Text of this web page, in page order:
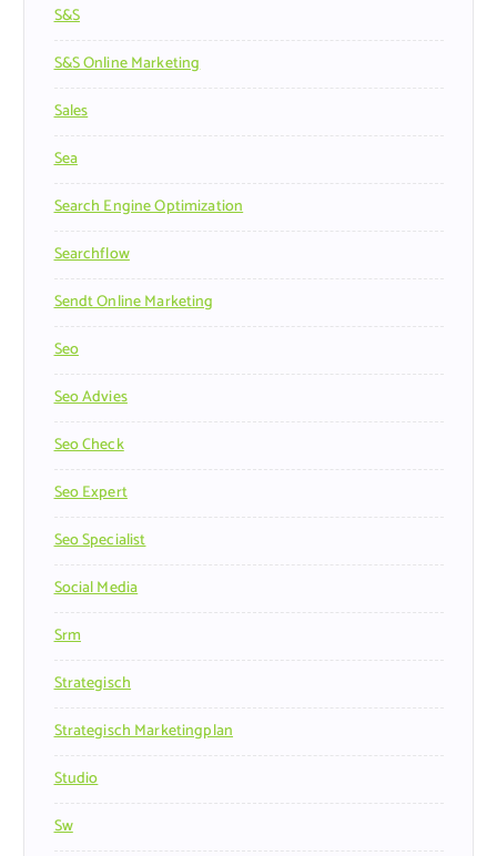
S&s
S&s Online Marketing
Sales
Sea
Search Engine Optimization
Searchflow
Sendt Online Marketing
Seo
Seo Advies
Seo Check
Seo Expert
Seo Specialist
Social Media
Srm
Strategisch
Strategisch Marketingplan
Studio
Sw